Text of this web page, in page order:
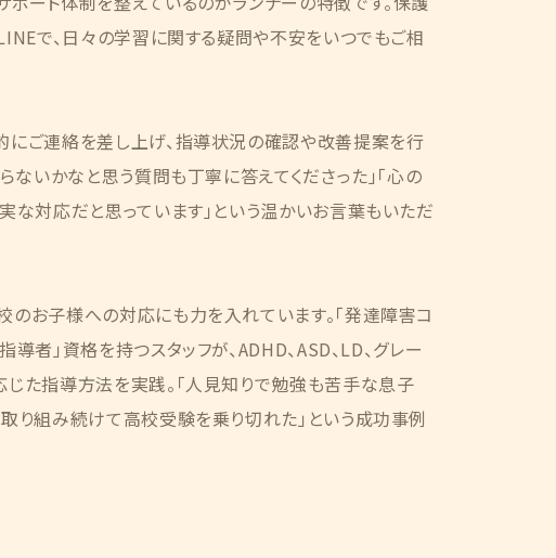
で、日々の学習に関する疑問や不安をいつでもご相
にご連絡を差し上げ、指導状況の確認や改善提案を行
らないかなと思う質問も丁寧に答えてくださった」「心の
な対応だと思っています」という温かいお言葉もいただ
お子様への対応にも力を入れています。「発達障害コ
導者」資格を持つスタッフが、ADHD、ASD、LD、グレー
じた指導方法を実践。「人見知りで勉強も苦手な息子
り組み続けて高校受験を乗り切れた」という成功事例